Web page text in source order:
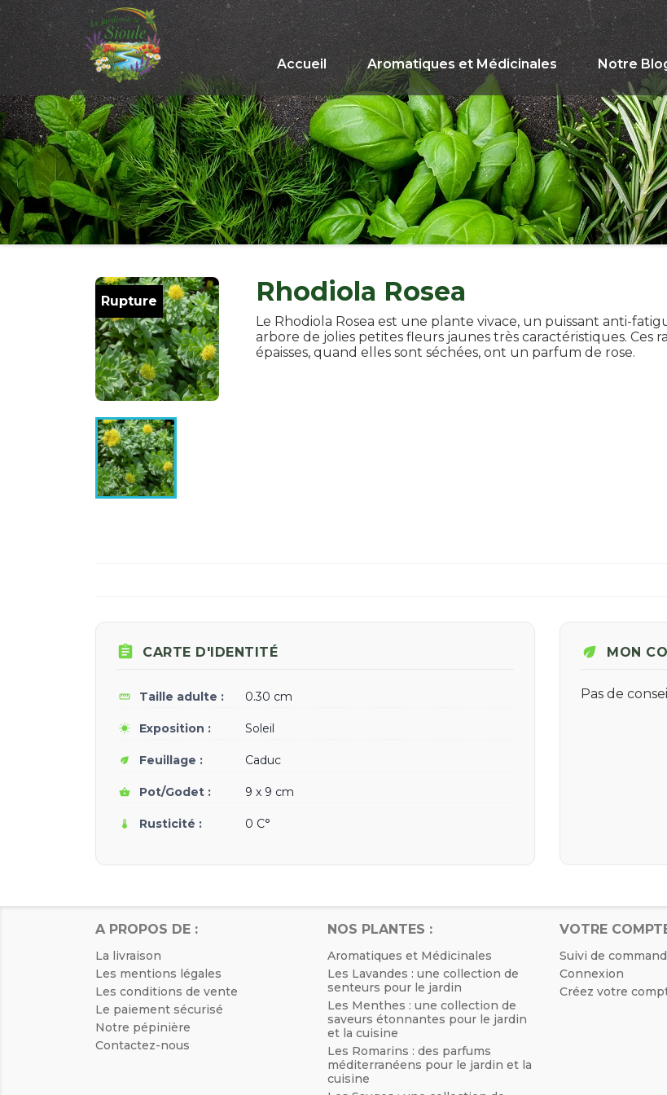
Accueil Aromatiques et Médicinales Notre
Rupture Rhodiola Rosea
Le Rhodiola Rosea est une plante vivace, un puissant anti-
arbore de jolies petites fleurs jaunes très caractéristiques. Ces
épaisses, quand elles sont séchées, ont un parfum de rose.
 CARTE D'IDENTITÉ
straighten Taille adulte : 0.30 cm
wb_sunny Exposition : Soleil
eco Feuillage : Caduc
shopping_basket Pot/Godet : 9 x 9 cm
thermostat Rusticité : 0 C°
eco MON
Pas de
A PROPOS DE :
La livraison
Les mentions légales
Les conditions de vente
Le paiement sécurisé
Notre pépinière
Contactez-nous
NOS PLANTES :
Aromatiques et Médicinales
Les Lavandes : une collection de
senteurs pour le jardin
Les Menthes : une collection de
saveurs étonnantes pour le jardin
et la cuisine
Les Romarins : des parfums
méditerranéens pour le jardin et la
cuisine
VOTRE
Suivi de
Connexion
Créez votre